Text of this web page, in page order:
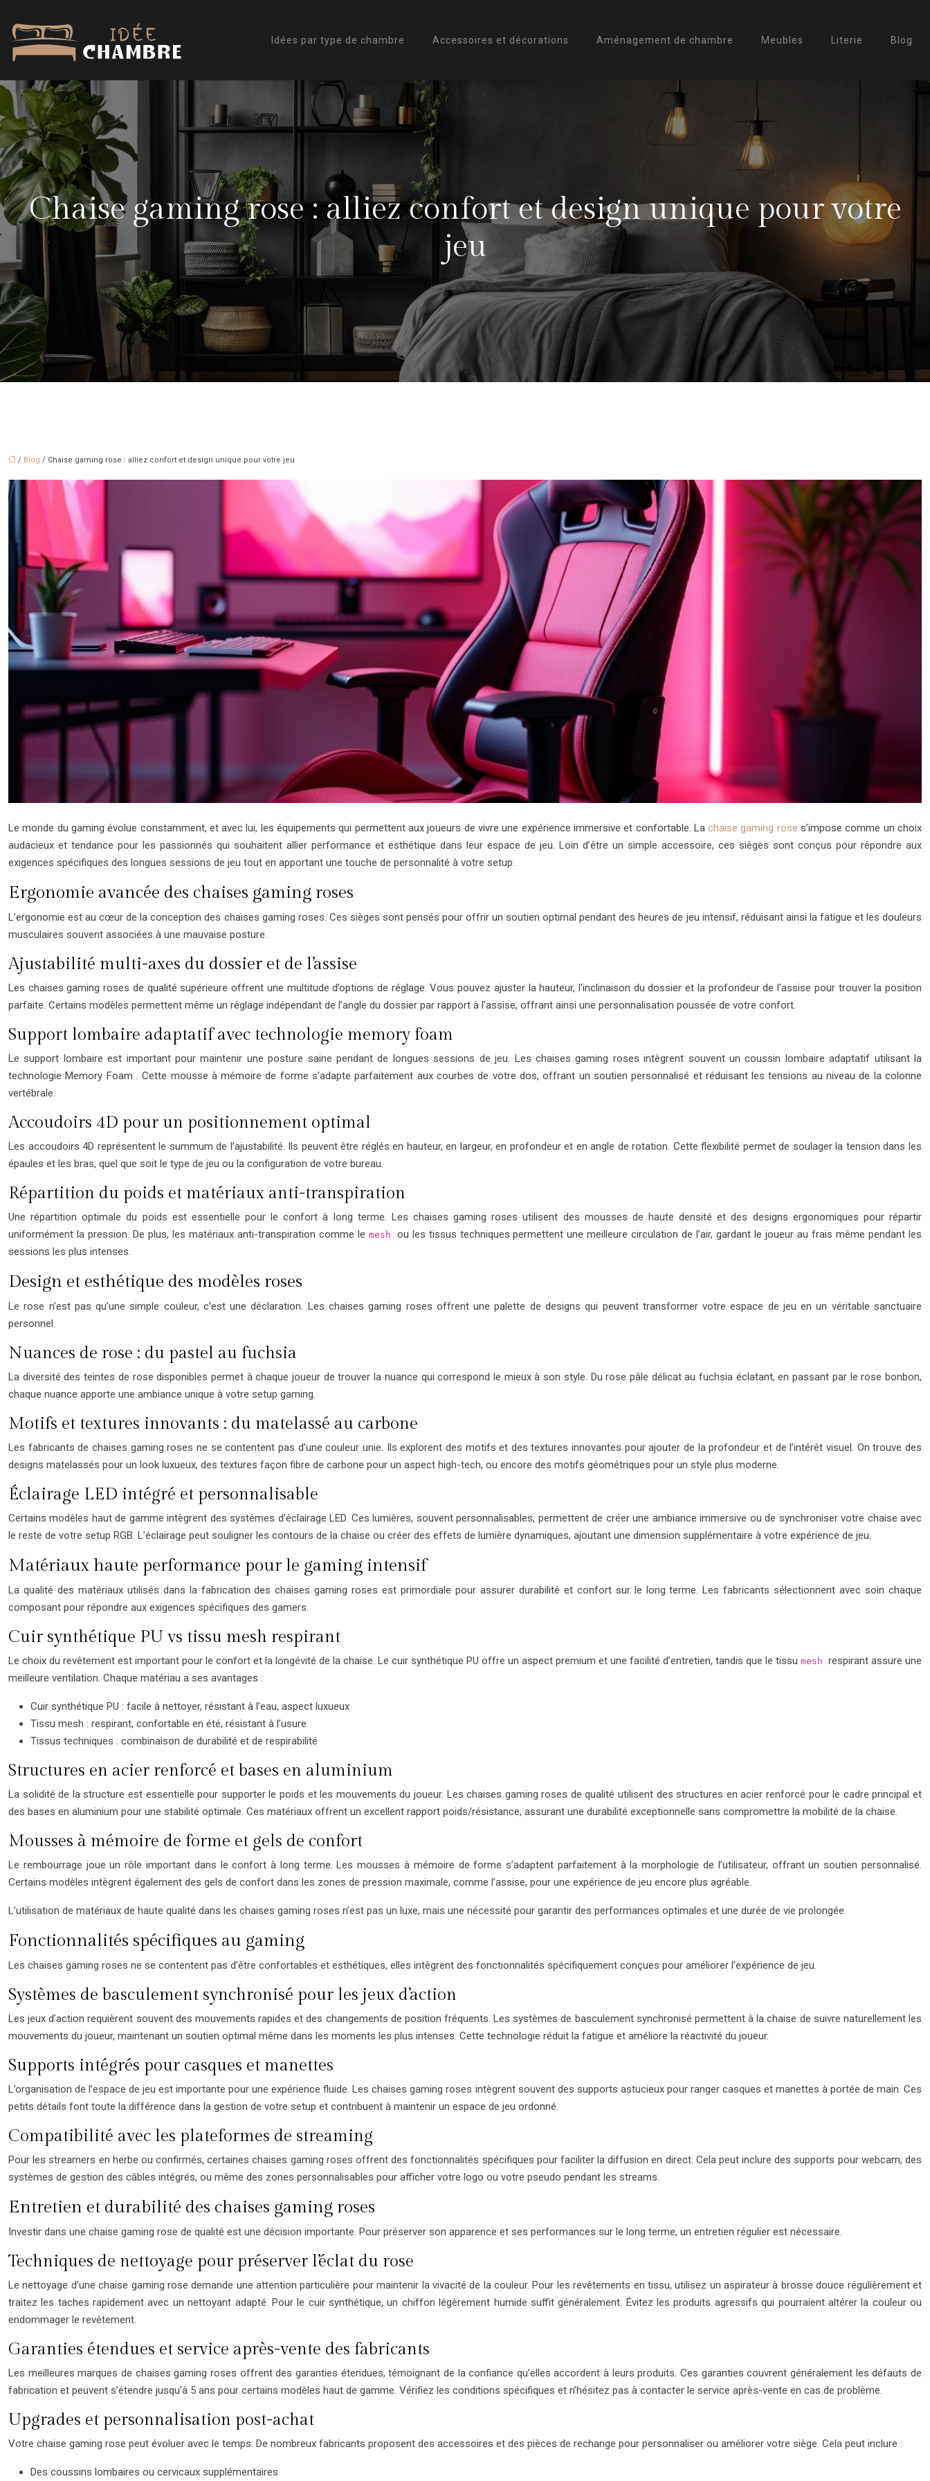
Idées par type de chambre Accessoires et décorations Aménagement de chambre Meubles Literie Blog
Chaise gaming rose : alliez confort et design unique pour votre
jeu
/ Blog / Chaise gaming rose : alliez confort et design unique pour votre jeu
Le monde du gaming évolue constamment, et avec lui, les équipements qui permettent aux joueurs de vivre une expérience immersive et confortable. Lachaise gaming rose s’impose comme un choix
audacieux et tendance pour les passionnés qui souhaitent allier performance et esthétique dans leur espace de jeu. Loin d’être un simple accessoire, ces sièges sont conçus pour répondre aux
exigences spécifiques des longues sessions de jeu tout en apportant une touche de personnalité à votre setup.
Ergonomie avancée des chaises gaming roses
L’ergonomie est au cœur de la conception des chaises gaming roses. Ces sièges sont pensés pour offrir un soutien optimal pendant des heures de jeu intensif, réduisant ainsi la fatigue et les douleurs
musculaires souvent associées à une mauvaise posture.
Ajustabilité multi-axes du dossier et de l’assise
Les chaises gaming roses de qualité supérieure offrent une multitude d’options de réglage. Vous pouvez ajuster la hauteur, l’inclinaison du dossier et la profondeur de l’assise pour trouver la position
parfaite. Certains modèles permettent même un réglage indépendant de l’angle du dossier par rapport à l’assise, offrant ainsi une personnalisation poussée de votre confort.
Support lombaire adaptatif avec technologie memory foam
Le support lombaire est important pour maintenir une posture saine pendant de longues sessions de jeu. Les chaises gaming roses intègrent souvent un coussin lombaire adaptatif utilisant la
technologie Memory Foam . Cette mousse à mémoire de forme s’adapte parfaitement aux courbes de votre dos, offrant un soutien personnalisé et réduisant les tensions au niveau de la colonne
vertébrale.
Accoudoirs 4D pour un positionnement optimal
Les accoudoirs 4D représentent le summum de l’ajustabilité. Ils peuvent être réglés en hauteur, en largeur, en profondeur et en angle de rotation. Cette flexibilité permet de soulager la tension dans les
épaules et les bras, quel que soit le type de jeu ou la configuration de votre bureau.
Répartition du poids et matériaux anti-transpiration
Une répartition optimale du poids est essentielle pour le confort à long terme. Les chaises gaming roses utilisent des mousses de haute densité et des designs ergonomiques pour répartir
uniformément la pression. De plus, les matériaux anti-transpiration comme le mesh ou les tissus techniques permettent une meilleure circulation de l’air, gardant le joueur au frais même pendant les
sessions les plus intenses.
Design et esthétique des modèles roses
Le rose n’est pas qu’une simple couleur, c’est une déclaration. Les chaises gaming roses offrent une palette de designs qui peuvent transformer votre espace de jeu en un véritable sanctuaire
personnel.
Nuances de rose : du pastel au fuchsia
La diversité des teintes de rose disponibles permet à chaque joueur de trouver la nuance qui correspond le mieux à son style. Du rose pâle délicat au fuchsia éclatant, en passant par le rose bonbon,
chaque nuance apporte une ambiance unique à votre setup gaming.
Motifs et textures innovants : du matelassé au carbone
Les fabricants de chaises gaming roses ne se contentent pas d’une couleur unie. Ils explorent des motifs et des textures innovantes pour ajouter de la profondeur et de l’intérêt visuel. On trouve des
designs matelassés pour un look luxueux, des textures façon fibre de carbone pour un aspect high-tech, ou encore des motifs géométriques pour un style plus moderne.
Éclairage LED intégré et personnalisable
Certains modèles haut de gamme intègrent des systèmes d’éclairage LED. Ces lumières, souvent personnalisables, permettent de créer une ambiance immersive ou de synchroniser votre chaise avec
le reste de votre setup RGB. L’éclairage peut souligner les contours de la chaise ou créer des effets de lumière dynamiques, ajoutant une dimension supplémentaire à votre expérience de jeu.
Matériaux haute performance pour le gaming intensif
La qualité des matériaux utilisés dans la fabrication des chaises gaming roses est primordiale pour assurer durabilité et confort sur le long terme. Les fabricants sélectionnent avec soin chaque
composant pour répondre aux exigences spécifiques des gamers.
Cuir synthétique PU vs tissu mesh respirant
Le choix du revêtement est important pour le confort et la longévité de la chaise. Le cuir synthétique PU offre un aspect premium et une facilité d’entretien, tandis que le tissu mesh respirant assure une
meilleure ventilation. Chaque matériau a ses avantages :
Cuir synthétique PU : facile à nettoyer, résistant à l’eau, aspect luxueux
Tissu mesh : respirant, confortable en été, résistant à l’usure
Tissus techniques : combinaison de durabilité et de respirabilité
Structures en acier renforcé et bases en aluminium
La solidité de la structure est essentielle pour supporter le poids et les mouvements du joueur. Les chaises gaming roses de qualité utilisent des structures en acier renforcé pour le cadre principal et
des bases en aluminium pour une stabilité optimale. Ces matériaux offrent un excellent rapport poids/résistance, assurant une durabilité exceptionnelle sans compromettre la mobilité de la chaise.
Mousses à mémoire de forme et gels de confort
Le rembourrage joue un rôle important dans le confort à long terme. Les mousses à mémoire de forme s’adaptent parfaitement à la morphologie de l’utilisateur, offrant un soutien personnalisé.
Certains modèles intègrent également des gels de confort dans les zones de pression maximale, comme l’assise, pour une expérience de jeu encore plus agréable.
L’utilisation de matériaux de haute qualité dans les chaises gaming roses n’est pas un luxe, mais une nécessité pour garantir des performances optimales et une durée de vie prolongée.
Fonctionnalités spécifiques au gaming
Les chaises gaming roses ne se contentent pas d’être confortables et esthétiques, elles intègrent des fonctionnalités spécifiquement conçues pour améliorer l’expérience de jeu.
Systèmes de basculement synchronisé pour les jeux d’action
Les jeux d’action requièrent souvent des mouvements rapides et des changements de position fréquents. Les systèmes de basculement synchronisé permettent à la chaise de suivre naturellement les
mouvements du joueur, maintenant un soutien optimal même dans les moments les plus intenses. Cette technologie réduit la fatigue et améliore la réactivité du joueur.
Supports intégrés pour casques et manettes
L’organisation de l’espace de jeu est importante pour une expérience fluide. Les chaises gaming roses intègrent souvent des supports astucieux pour ranger casques et manettes à portée de main. Ces
petits détails font toute la différence dans la gestion de votre setup et contribuent à maintenir un espace de jeu ordonné.
Compatibilité avec les plateformes de streaming
Pour les streamers en herbe ou confirmés, certaines chaises gaming roses offrent des fonctionnalités spécifiques pour faciliter la diffusion en direct. Cela peut inclure des supports pour webcam, des
systèmes de gestion des câbles intégrés, ou même des zones personnalisables pour afficher votre logo ou votre pseudo pendant les streams.
Entretien et durabilité des chaises gaming roses
Investir dans une chaise gaming rose de qualité est une décision importante. Pour préserver son apparence et ses performances sur le long terme, un entretien régulier est nécessaire.
Techniques de nettoyage pour préserver l’éclat du rose
Le nettoyage d’une chaise gaming rose demande une attention particulière pour maintenir la vivacité de la couleur. Pour les revêtements en tissu, utilisez un aspirateur à brosse douce régulièrement et
traitez les taches rapidement avec un nettoyant adapté. Pour le cuir synthétique, un chiffon légèrement humide suffit généralement. Évitez les produits agressifs qui pourraient altérer la couleur ou
endommager le revêtement.
Garanties étendues et service après-vente des fabricants
Les meilleures marques de chaises gaming roses offrent des garanties étendues, témoignant de la confiance qu’elles accordent à leurs produits. Ces garanties couvrent généralement les défauts de
fabrication et peuvent s’étendre jusqu’à 5 ans pour certains modèles haut de gamme. Vérifiez les conditions spécifiques et n’hésitez pas à contacter le service après-vente en cas de problème.
Upgrades et personnalisation post-achat
Votre chaise gaming rose peut évoluer avec le temps. De nombreux fabricants proposent des accessoires et des pièces de rechange pour personnaliser ou améliorer votre siège. Cela peut inclure :
Des coussins lombaires ou cervicaux supplémentaires